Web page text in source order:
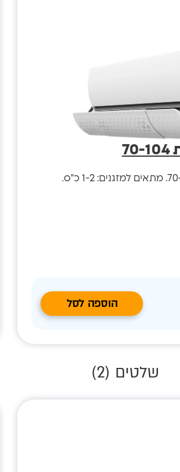
הוספה לסל
שלטים (2
)